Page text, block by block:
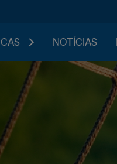
NOTÍCIAS